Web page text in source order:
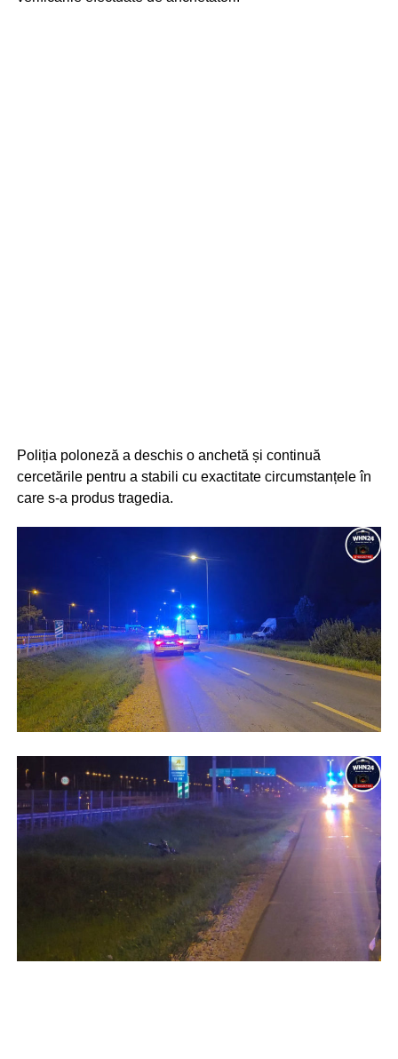
Poliția poloneză a deschis o anchetă și continuă
cercetările pentru a stabili cu exactitate circumstanțele în
care s-a produs tragedia.